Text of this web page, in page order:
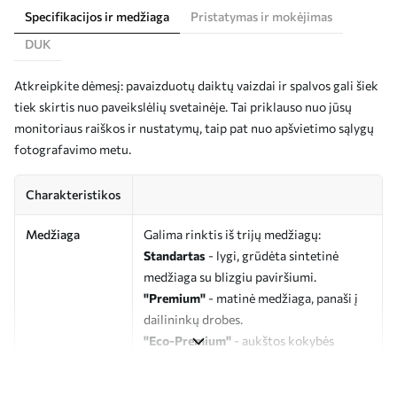
Specifikacijos ir medžiaga
Pristatymas ir mokėjimas
DUK
Atkreipkite dėmesį: pavaizduotų daiktų vaizdai ir spalvos gali šiek
tiek skirtis nuo paveikslėlių svetainėje. Tai priklauso nuo jūsų
monitoriaus raiškos ir nustatymų, taip pat nuo apšvietimo sąlygų
fotografavimo metu.
Charakteristikos
Medžiaga
Galima rinktis iš trijų medžiagų:
Standartas - lygi, grūdėta sintetinė
medžiaga su blizgiu paviršiumi.
"Premium" - matinė medžiaga, panaši į
dailininkų drobes.
"Eco-Premium" - aukštos kokybės